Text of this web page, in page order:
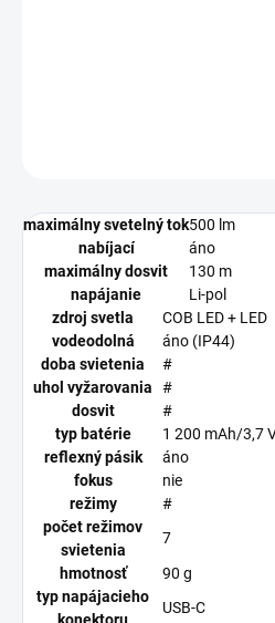
maximálny svetelný tok500 lm
nabíjací
áno
maximálny dosvit
130 m
napájanie
Li-pol
zdroj svetla
COB LED + LED
vodeodolná
áno (IP44)
doba svietenia
#
uhol vyžarovania
#
dosvit
#
typ batérie
1 200 mAh/3,7
reflexný pásik
áno
fokus
nie
režimy
#
počet režimov
svietenia
7
hmotnosť
90 g
typ napájacieho
USB-C